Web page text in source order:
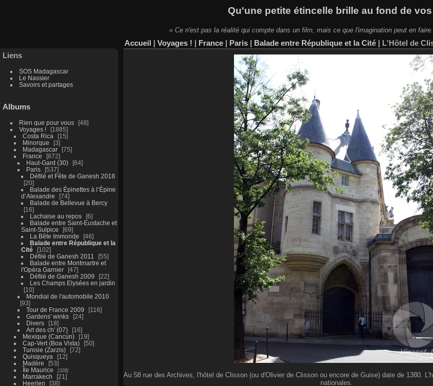
Qu'une petite étincelle brille au fond de
« Ce n'est pas la réalité qui compte dans un film, mais ce que l'imagination peut en
Liens
SOS Madagascar
Le Nassier
Savoirs et partages
Albums
Rien que pour vous
48
Voyages !
1885
Costa Rica
15
Minorque
3
Madagascar
75
France
872
Haut-Gard (30)
64
Paris
537
Défilé et Fête de Ganesh 2018
20
Balade des Épinettes à l’Épine
d’Alexandre
74
Balade de Bellevue à Bercy
16
Lachaise au repos
6
Balade entre Saint-Eustache et
Saint-Sulpice
69
La Bête Immonde
46
Balade entre République et la
Cité
102
Défilé de Ganesh 2011
55
Balade entre Montmartre et
l'Opéra Garnier
47
Défilé de Ganesh 2009
22
Les Champs Elysées en jardin
10
Mondial de l'automobile 2010
93
Tour de France 2009
116
Gardens' winks
24
Divers
18
Art des ch' (07)
16
Mexique (Cancún)
19
Cap-Vert (Boa Vista)
50
Tunisie (Zarzis)
72
Quisqueya
12
Madère
53
Île Maurice
328
Marrakech
21
Heerlen
38
Accueil | Voyages ! | France | Paris | Balade entre République et la Cité | L'Hôtel de
Au 58 rue des Archives, l'hôtel de Clisson (ou d'Olivier de Clisson ou encore de Guise) date de 1380.
nationales.